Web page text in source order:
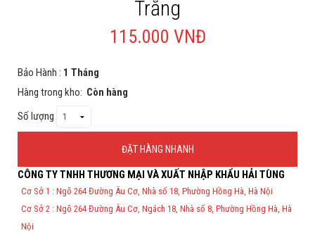
Trắng
115.000 VNĐ
Bảo Hành : 1 Tháng
Hàng trong kho: Còn hàng
Số lượng
ĐẶT HÀNG NHANH
Thông Tin Đặt Hàng
Theo Nghị định 123/2020/NĐ-CP và nghị định 70/2025/NĐ-CP về việc
thực hiện lập Hóa Đơn Điện Tử bán hàng và cung cấp dịch vụ cho
người mua bắt buộc phải thế hiện đầy đủ thông tin: họ tên, địa chỉ, mã
CÔNG TY TNHH THƯƠNG MẠI VÀ XUẤT NHẬP KHẨU HẢI TÙNG
Cơ Sở 1 : Ngõ 264 Đường Âu Cơ, Nhà số 18, Phường Hồng Hà, Hà Nội
Cơ Sở 2 : Ngõ 264 Đường Âu Cơ, Ngách 18, Nhà số 8, Phường Hồng Hà, Hà
Nội
Hỗ trợ
Liên hệ